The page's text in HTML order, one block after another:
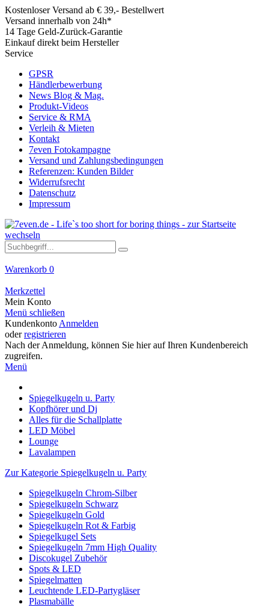
Kostenloser Versand ab € 39,- Bestellwert
Versand innerhalb von 24h*
14 Tage Geld-Zurück-Garantie
Einkauf direkt beim Hersteller
Service
GPSR
Händlerbewerbung
News Blog & Mag.
Produkt-Videos
Service & RMA
Verleih & Mieten
Kontakt
7even Fotokampagne
Versand und Zahlungsbedingungen
Referenzen: Kunden Bilder
Widerrufsrecht
Datenschutz
Impressum
Warenkorb 0
Merkzettel
Mein Konto
Menü schließen
Kundenkonto Anmelden
oderregistrieren
Nach der Anmeldung, können Sie hier auf Ihren Kundenbereich
zugreifen.
Menü
Spiegelkugeln u. Party
Kopfhörer und Dj
Alles für die Schallplatte
LED Möbel
Lounge
Lavalampen
Zur Kategorie Spiegelkugeln u. Party
Spiegelkugeln Chrom-Silber
Spiegelkugeln Schwarz
Spiegelkugeln Gold
Spiegelkugeln Rot & Farbig
Spiegelkugel Sets
Spiegelkugeln 7mm High Quality
Discokugel Zubehör
Spots & LED
Spiegelmatten
Leuchtende LED-Partygläser
Plasmabälle